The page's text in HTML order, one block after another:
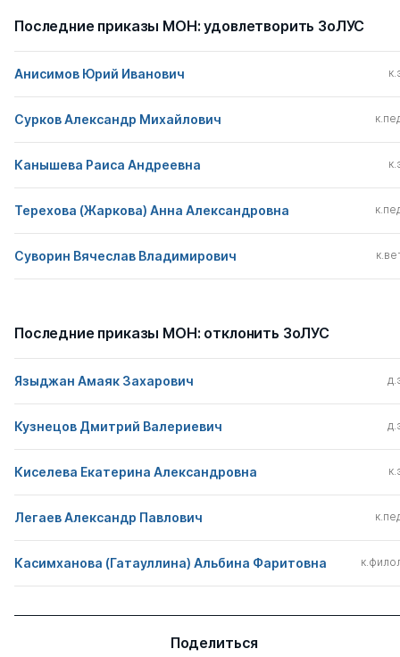
Последние приказы МОН: удовлетворить ЗоЛУС
Анисимов Юрий Иванович
Сурков Александр Михайлович
Канышева Раиса Андреевна
Терехова (Жаркова) Анна Александровна
Суворин Вячеслав Владимирович
Последние приказы МОН: отклонить ЗоЛУС
Языджан Амаяк Захарович
Кузнецов Дмитрий Валериевич
Киселева Екатерина Александровна
Легаев Александр Павлович
Касимханова (Гатауллина) Альбина Фаритовна
Поделиться